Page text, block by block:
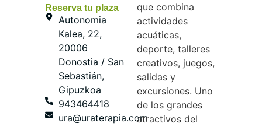
Reserva tu plaza
Autonomia
Kalea, 22,
20006
Donostia / San
Sebastián,
Gipuzkoa
943464418
ura@uraterapia.com
que combina
actividades
acuáticas,
deporte, talleres
creativos, juegos,
salidas y
excursiones. Uno
de los grandes
atractivos del